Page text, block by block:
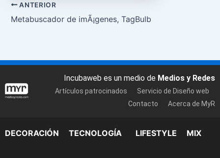
ANTERIOR
Metabuscador de imÃ¡genes, TagBulb
Incubaweb es un medio de Medios y Redes
Artículos patrocinados
Servicio de Diseño web
Contacto
Acerca de MyR
DECORACIÓN TECNOLOGÍA LIFESTYLE MIX